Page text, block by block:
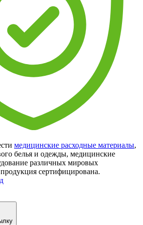
медицинские расходные материалы,
белья и одежды, медицинские
различных мировых
сертифицирована.